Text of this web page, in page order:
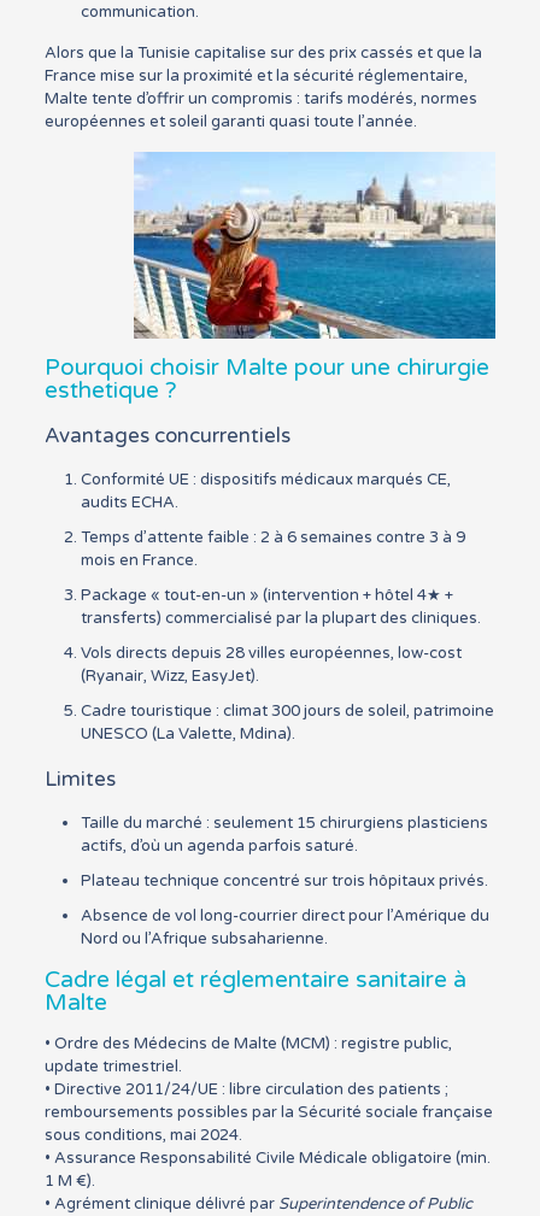
communication.
Alors que la Tunisie capitalise sur des prix cassés et que la
France mise sur la proximité et la sécurité réglementaire,
Malte tente d’offrir un compromis : tarifs modérés, normes
européennes et soleil garanti quasi toute l’année.
Pourquoi choisir Malte pour une chirurgie
esthetique ?
Avantages concurrentiels
Conformité UE : dispositifs médicaux marqués CE,
audits ECHA.
Temps d’attente faible : 2 à 6 semaines contre 3 à 9
mois en France.
Package « tout-en-un » (intervention + hôtel 4★ +
transferts) commercialisé par la plupart des cliniques.
Vols directs depuis 28 villes européennes, low-cost
(Ryanair, Wizz, EasyJet).
Cadre touristique : climat 300 jours de soleil, patrimoine
UNESCO (La Valette, Mdina).
Limites
Taille du marché : seulement 15 chirurgiens plasticiens
actifs, d’où un agenda parfois saturé.
Plateau technique concentré sur trois hôpitaux privés.
Absence de vol long-courrier direct pour l’Amérique du
Nord ou l’Afrique subsaharienne.
Cadre légal et réglementaire sanitaire à
Malte
• Ordre des Médecins de Malte (MCM) : registre public,
update trimestriel.
• Directive 2011/24/UE : libre circulation des patients ;
remboursements possibles par la Sécurité sociale française
sous conditions, mai 2024.
• Assurance Responsabilité Civile Médicale obligatoire (min.
1 M €).
• Agrément clinique délivré par Superintendence of Public